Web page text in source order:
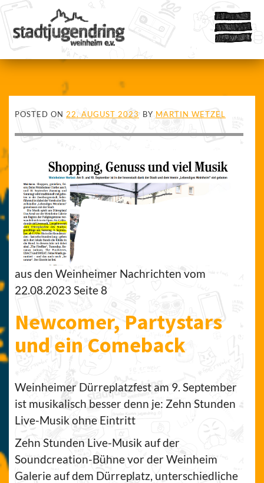
POSTED ON 22. AUGUST 2023 BY MARTIN WETZEL
aus den Weinheimer Nachrichten vom
22.08.2023 Seite 8
Newcomer, Partystars
und ein Comeback
Weinheimer Dürreplatzfest am 9. September
ist musikalisch besser denn je: Zehn Stunden
Live-Musik ohne Eintritt
Zehn Stunden Live-Musik auf der
Soundcreation-Bühne vor der Weinheim
Galerie auf dem Dürreplatz, unterschiedliche